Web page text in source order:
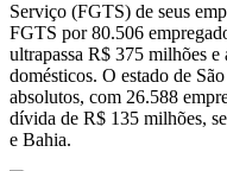
Serviço (FGTS) de seus
FGTS por 80.506
ultrapassa R$ 375 milhões
domésticos. O estado de
absolutos, com 26.588
dívida de R$ 135 milhões,
e Bahia.